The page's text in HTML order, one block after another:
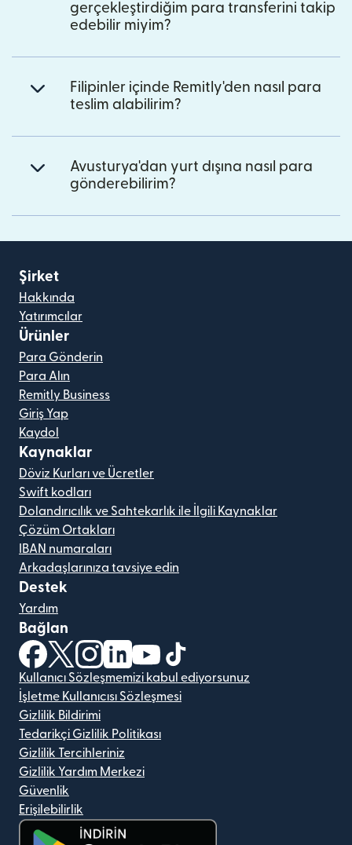
gerçekleştirdiğim para transferini takip
edebilir miyim?
Filipinler içinde Remitly'den nasıl para
teslim alabilirim?
Avusturya'dan yurt dışına nasıl para
gönderebilirim?
Şirket
Hakkında
Yatırımcılar
Ürünler
Para Gönderin
Para Alın
Remitly Business
Giriş Yap
Kaydol
Kaynaklar
Döviz Kurları ve Ücretler
Swift kodları
Dolandırıcılık ve Sahtekarlık ile İlgili Kaynaklar
Çözüm Ortakları
IBAN numaraları
Arkadaşlarınıza tavsiye edin
Destek
Yardım
Bağlan
(yeni pencerede açılır)
(yeni pencerede açılır)
(yeni pencerede açılır)
(yeni pencerede açılır)
(yeni pencerede açılır)
Kullanıcı Sözleşmemizi kabul ediyorsunuz
İşletme Kullanıcısı Sözleşmesi
Gizlilik Bildirimi
Tedarikçi Gizlilik Politikası
Gizlilik Tercihleriniz
Gizlilik Yardım Merkezi
Güvenlik
Erişilebilirlik